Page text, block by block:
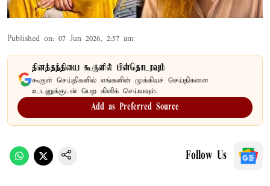
Published on: 07 Jun 2026, 2:57 am
தினத்தந்தியை கூகுளில் பின்தொடரவும்
கூகுள் செய்திகளில் எங்களின் முக்கியச் செய்திகளை
உடனுக்குடன் பெற கிளிக் செய்யவும்.
Add as Preferred Source
Follow Us